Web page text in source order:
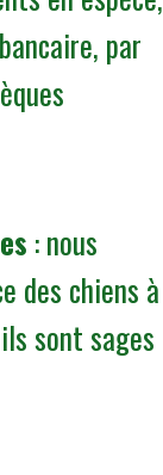
par
: nous
des chiens à
sont sages